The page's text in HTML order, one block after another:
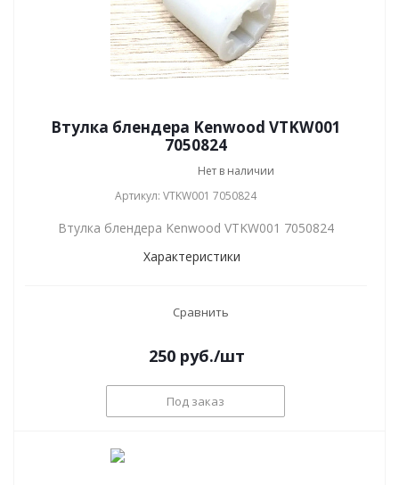
Втулка блендера Kenwood VTKW001
7050824
Нет в наличии
Артикул: VTKW001 7050824
Втулка блендера Kenwood VTKW001 7050824
Характеристики
Сравнить
250руб./шт
Под заказ